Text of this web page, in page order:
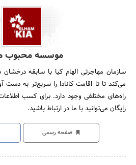
موسسه محبوب
سازمان مهاجرتی الهام کیا با سابقه
می‌کند تا تا اقامت کانادا را سریع‌تر به دست
راه‌های مختلفی وجود دارد. برای کسب
رایگان می‌توانید با ما در ارتباط باشید.
صفحه رسمی